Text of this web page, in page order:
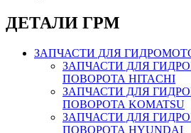
ДЕТАЛИ ГРМ
ЗАПЧАСТИ ДЛЯ
ЗАПЧАСТИ ДЛЯ
ПОВОРОТА HITACHI
ЗАПЧАСТИ ДЛЯ
ПОВОРОТА KOMATSU
ЗАПЧАСТИ ДЛЯ
ПОВОРОТА HYUNDAI